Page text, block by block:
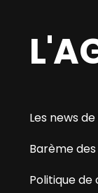
Les news
Barème
Politique